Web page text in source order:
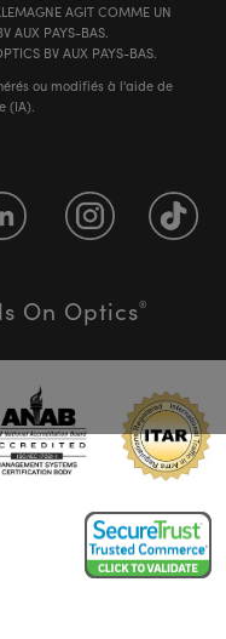
AGIT COMME UN
AUX PAYS-BAS.
BV AUX PAYS-BAS.
ou modifiés à l'aide de
(IA).
On Optics®